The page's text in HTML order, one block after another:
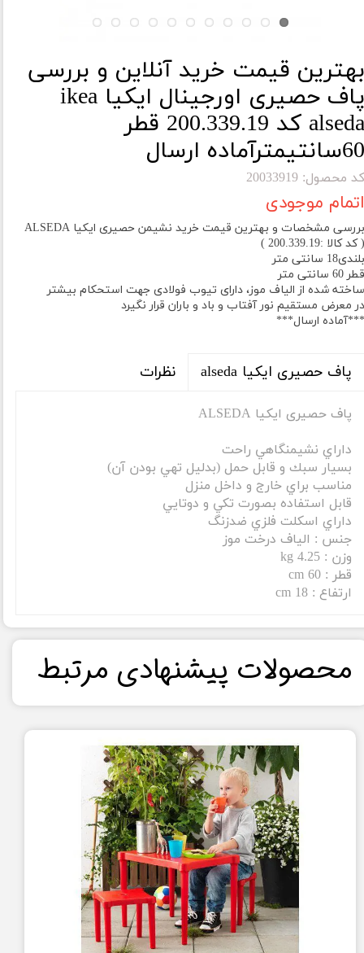
بهترین قیمت خرید آنلاین و بررسی
پاف حصیری اورجینال ایکیا ikea
alseda کد 200.339.19 قطر
60سانتیمترآماده ارسال
کد محصول: 20033919
اتمام موجودی
بررسی مشخصات و بهترین قیمت خرید نشیمن حصیری ایکیا ALSEDA
( کد کالا :200.339.19 )
بلندی18 سانتی متر
قطر 60 سانتی متر
ساخته شده از الیاف موز، دارای تیوب فولادی جهت استحکام بیشتر
در معرض مستقیم نور آفتاب و باد و باران قرار نگیرد
***آماده ارسال***
پاف حصیری ایکیا alseda نظرات
پاف حصیری ایکیا ALSEDA
داراي نشيمنگاهي راحت
بسيار سبك و قابل حمل (بدليل تهي بودن آن)
مناسب براي خارج و داخل منزل
قابل استفاده بصورت تكي و دوتايي
داراي اسكلت فلزي ضدزنگ
جنس : الياف درخت موز
وزن : 4.25 kg
قطر : 60 cm
ارتفاع : 18 cm
​محصولات پیشنهادی مرتبط​​​​​​​